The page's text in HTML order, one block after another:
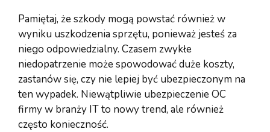
Pamiętaj, że szkody mogą powstać również w
wyniku uszkodzenia sprzętu, ponieważ jesteś za
niego odpowiedzialny. Czasem zwykłe
niedopatrzenie może spowodować duże koszty,
zastanów się, czy nie lepiej być ubezpieczonym na
ten wypadek. Niewątpliwie ubezpieczenie OC
firmy w branży IT to nowy trend, ale również
często konieczność.